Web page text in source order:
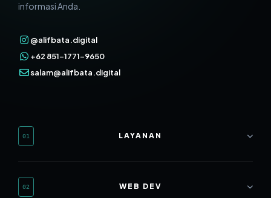
informasi Anda.
@alifbata.digital
+62 851-1771-9650
salam@alifbata.digital
01 LAYANAN
SEO Mastery
02 WEB DEV